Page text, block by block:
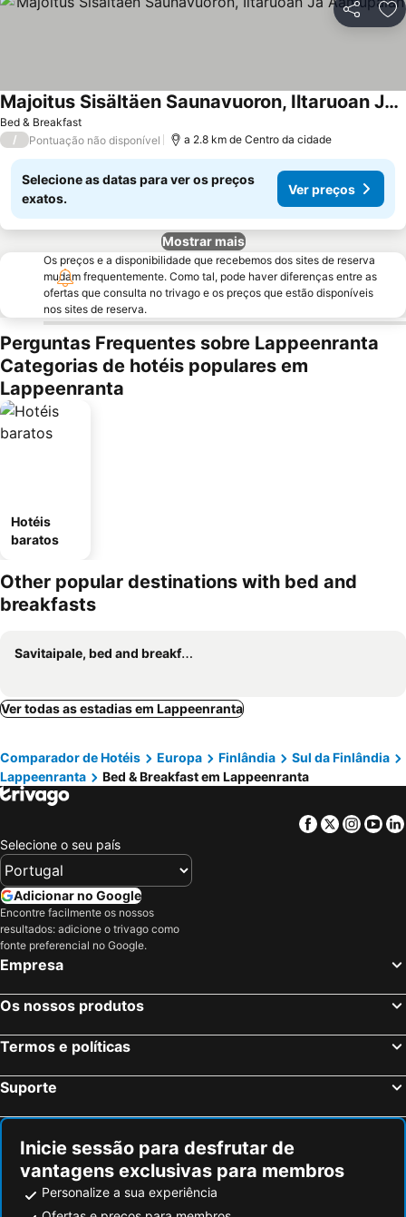
Partilhar
Bed & Breakfast
Majoitus Sisältäen Saunavuoron, Iltaruoan Ja Aamupalan
/ Pontuação não disponível a 2.8 km de Centro da cidade
Selecione as datas para ver os preços
exatos.
Ver preços
Mostrar mais
Os preços e a disponibilidade que recebemos dos sites de reserva
mudam frequentemente. Como tal, pode haver diferenças entre as
ofertas que consulta no trivago e os preços que estão disponíveis
nos sites de reserva.
Perguntas Frequentes sobre Lappeenranta
Categorias de hotéis populares em
Lappeenranta
Hotéis
baratos
Other popular destinations with bed and
breakfasts
Savitaipale, bed and breakfasts
Ver todas as estadias em Lappeenranta
Comparador de Hotéis Europa Finlândia
Sul da Finlândia
Lappeenranta
Bed & Breakfast em Lappeenranta
Facebook
Twitter
Selecione o seu país
Adicionar no Google
Encontre facilmente os nossos
resultados: adicione o trivago como
fonte preferencial no Google.
Empresa
Os nossos produtos
Termos e políticas
Suporte
Inicie sessão para desfrutar de
vantagens exclusivas para membros
Personalize a sua experiência